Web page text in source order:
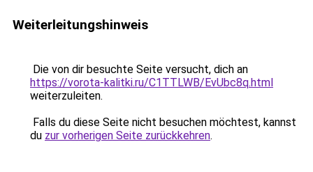
Weiterleitungshinweis
Die von dir besuchte Seite versucht, dich an
https://vorota-kalitki.ru/C1TTLWB/EvUbc8q.html
weiterzuleiten.
Falls du diese Seite nicht besuchen möchtest, kannst
du zur vorherigen Seite zurückkehren.